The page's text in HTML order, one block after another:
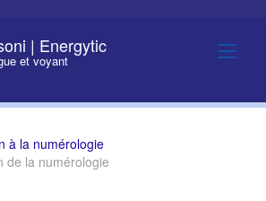
| Energytic
et voyant
à la numérologie
de la numérologie